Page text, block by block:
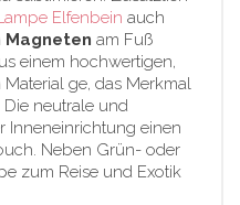
Elfenbein auch
Magneten am Fuß
einem hochwertigen,
Material ge, das Merkmal
Die neutrale und
Inneneinrichtung einen
Neben Grün- oder
zum Reise und Exotik